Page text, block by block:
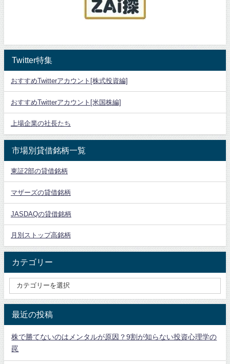
Twitter特集
おすすめTwitterアカウント[株式投資編]
おすすめTwitterアカウント[米国株編]
上場企業の社長たち
市場別貸借銘柄一覧
東証2部の貸借銘柄
マザーズの貸借銘柄
JASDAQの貸借銘柄
月別ストップ高銘柄
カテゴリー
最近の投稿
株で勝てないのはメンタルが原因？9割が知らない投資心理学の
罠